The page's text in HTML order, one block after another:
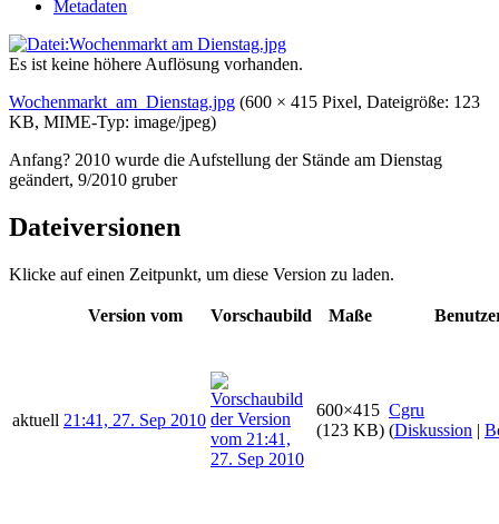
Metadaten
Es ist keine höhere Auflösung vorhanden.
Wochenmarkt_am_Dienstag.jpg (600 × 415 Pixel, Dateigröße: 123
KB, MIME-Typ: image/jpeg)
Anfang? 2010 wurde die Aufstellung der Stände am Dienstag
geändert, 9/2010 gruber
Dateiversionen
Klicke auf einen Zeitpunkt, um diese Version zu laden.
Version vom Vorschaubild Maße
aktuell 21:41, 27. Sep 2010
600×415
(123 KB)
Cgru
(Diskussion |